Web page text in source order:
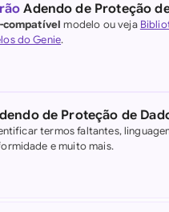
Todos os tipos de
Adendo de Proteção
compatível modelo ou veja
do Genie.
de Proteção de
termos faltantes,
e muito mais.